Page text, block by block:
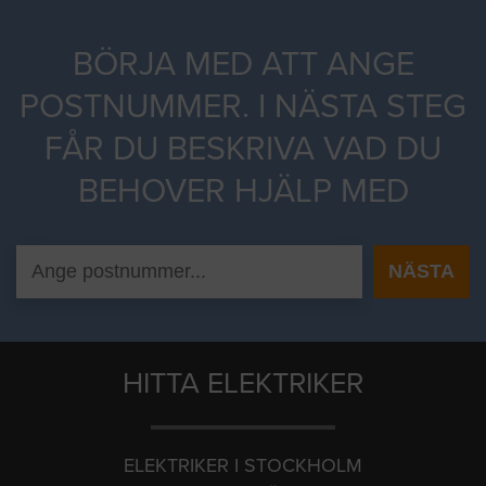
BÖRJA MED ATT ANGE
POSTNUMMER. I NÄSTA STEG
FÅR DU BESKRIVA VAD DU
BEHOVER HJÄLP MED
HITTA ELEKTRIKER
ELEKTRIKER I STOCKHOLM